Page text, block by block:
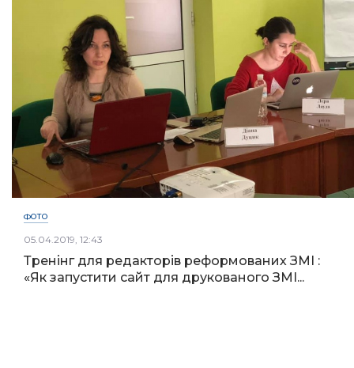
ФОТО
05.04.2019, 12:43
Тренінг для редакторів реформованих ЗМІ :
«Як запустити сайт для друкованого ЗМІ...